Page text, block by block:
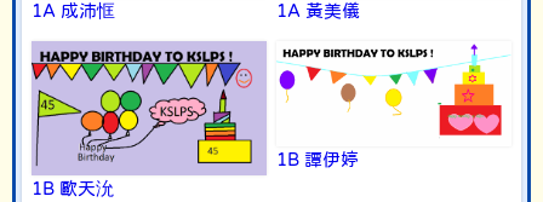
1A 成沛恇 1A 黃美儀
1B 歐天沇
1B 譚伊婷